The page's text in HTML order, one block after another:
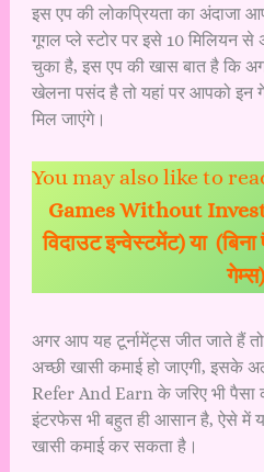
इस एप की लोकप्रियता का अंदाजा
गूगल प्ले स्टोर पर इसे 10 मिलियन से
चुका है, इस एप की खास बात है कि
खेलना पसंद है तो यहां पर आपको इन
मिल जाएंगे।
You may also like to
Games Without
विदाउट इन्वेस्टमेंट) या
गेम्स)
अगर आप यह टूर्नामेंट्स जीत जाते हैं
अच्छी खासी कमाई हो जाएगी, इसके
Refer And Earn के जरिए भी
इंटरफेस भी बहुत ही आसान है, ऐसे में
खासी कमाई कर सकता है।